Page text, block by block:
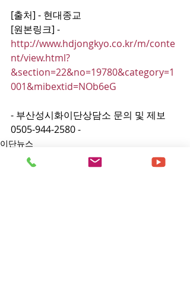
[출처] - 현대종교
[원본링크] -
http://www.hdjongkyo.co.kr/m/conte
nt/view.html?
&section=22&no=19780&category=1
001&mibextid=NOb6eG
- 부산성시화이단상담소 문의 및 제보
0505-944-2580 -
이단뉴스